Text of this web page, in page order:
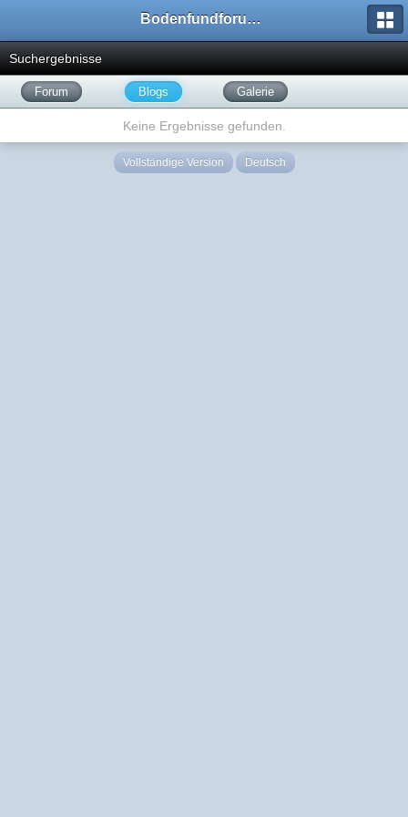
Bodenfundforum.com
Suchergebnisse
Forum Blogs Galerie
Keine Ergebnisse gefunden.
Vollständige Version Deutsch